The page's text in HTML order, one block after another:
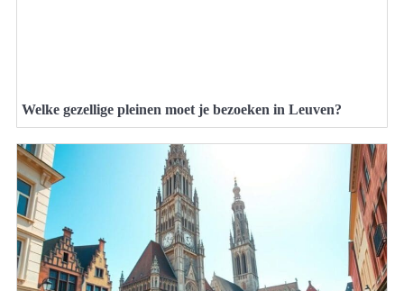
Welke gezellige pleinen moet je bezoeken in Leuven?